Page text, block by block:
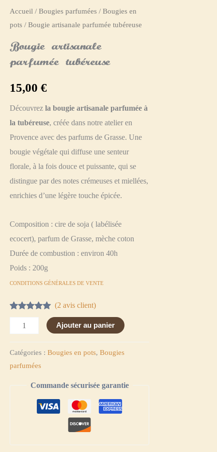
Accueil / Bougies parfumées / Bougies en
pots / Bougie artisanale parfumée tubéreuse
Bougie artisanale
parfumée tubéreuse
15,00 €
Découvrez la bougie artisanale parfumée à
la tubéreuse, créée dans notre atelier en
Provence avec des parfums de Grasse. Une
bougie végétale qui diffuse une senteur
florale, à la fois douce et puissante, qui se
distingue par des notes crémeuses et miellées,
enrichies d’une légère touche épicée.
Composition : cire de soja ( labélisée
ecocert), parfum de Grasse, mèche coton
Durée de combustion : environ 40h
Poids : 200g
CONDITIONS GÉNÉRALES DE VENTE
Noté5.00
sur 5 basé
sur
2
notations
client
(2 avis client)
Ajouter au panier
Catégories : Bougies en pots, Bougies
parfumées
Commande sécurisée garantie